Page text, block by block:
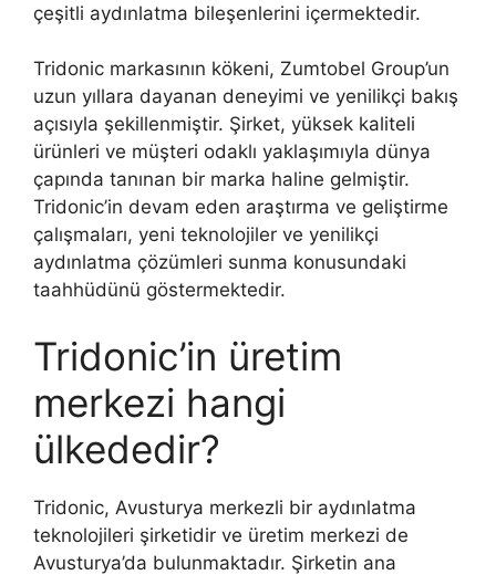
çeşitli aydınlatma bileşenlerini içermektedir.
Tridonic markasının kökeni, Zumtobel Group’un
uzun yıllara dayanan deneyimi ve yenilikçi bakış
açısıyla şekillenmiştir. Şirket, yüksek kaliteli
ürünleri ve müşteri odaklı yaklaşımıyla dünya
çapında tanınan bir marka haline gelmiştir.
Tridonic’in devam eden araştırma ve geliştirme
çalışmaları, yeni teknolojiler ve yenilikçi
aydınlatma çözümleri sunma konusundaki
taahhüdünü göstermektedir.
Tridonic’in üretim
merkezi hangi
ülkededir?
Tridonic, Avusturya merkezli bir aydınlatma
teknolojileri şirketidir ve üretim merkezi de
Avusturya’da bulunmaktadır. Şirketin ana